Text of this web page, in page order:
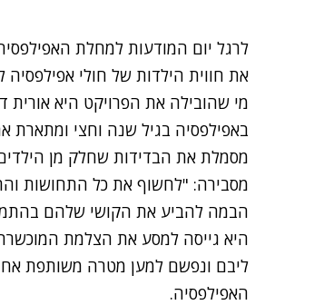
את חווית הילדות של חולי
באפילפסיה בגיל שנה וחצי
מסמלת את הבדידות שחלק מן
מסבירה: "לחשוף את כל התחושות
הבמה להביע את הקושי שלהם
היא גייסה למסע את הצלמת
ליבם ונפשם למען מטרה משותפת
האפילפסיה.